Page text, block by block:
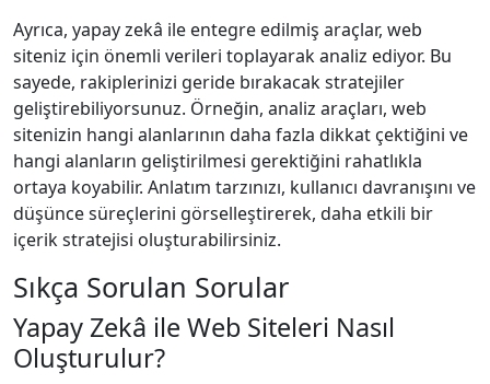
Ayrıca, yapay zekâ ile entegre edilmiş araçlar, web
siteniz için önemli verileri toplayarak analiz ediyor. Bu
sayede, rakiplerinizi geride bırakacak stratejiler
geliştirebiliyorsunuz. Örneğin, analiz araçları, web
sitenizin hangi alanlarının daha fazla dikkat çektiğini ve
hangi alanların geliştirilmesi gerektiğini rahatlıkla
ortaya koyabilir. Anlatım tarzınızı, kullanıcı davranışını ve
düşünce süreçlerini görselleştirerek, daha etkili bir
içerik stratejisi oluşturabilirsiniz.
Sıkça Sorulan Sorular
Yapay Zekâ ile Web Siteleri Nasıl
Oluşturulur?